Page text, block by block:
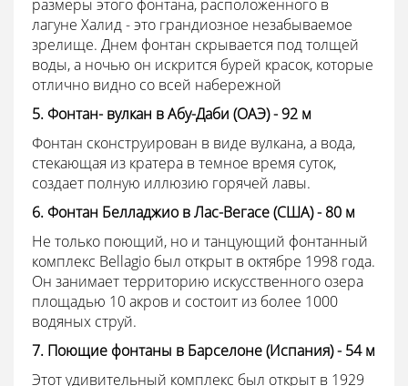
размеры этого фонтана, расположенного в
лагуне Халид - это грандиозное незабываемое
зрелище. Днем фонтан скрывается под толщей
воды, а ночью он искрится бурей красок, которые
отлично видно со всей набережной
5. Фонтан- вулкан в Абу-Даби (ОАЭ) - 92 м
Фонтан сконструирован в виде вулкана, а вода,
стекающая из кратера в темное время суток,
создает полную иллюзию горячей лавы.
6. Фонтан Белладжио в Лас-Вегасе (США) - 80 м
Не только поющий, но и танцующий фонтанный
комплекс Bellagio был открыт в октябре 1998 года.
Он занимает территорию искусственного озера
площадью 10 акров и состоит из более 1000
водяных струй.
7. Поющие фонтаны в Барселоне (Испания) - 54 м
Этот удивительный комплекс был открыт в 1929